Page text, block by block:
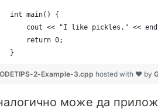
int main() {
cout << "I like pickles." <<
    return 0;
}
2-Example-3.cpp hosted with ❤ by
може да